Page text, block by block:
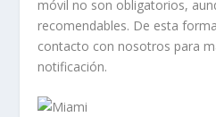
móvil no son obligatorios,
recomendables. De esta
contacto con nosotros para
notificación.